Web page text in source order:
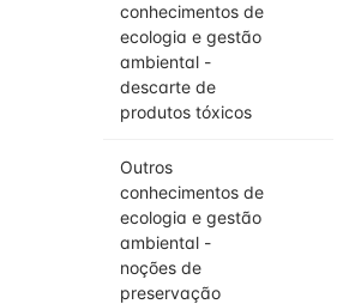
conhecimentos de
ecologia e gestão
ambiental -
descarte de
produtos tóxicos
Outros
conhecimentos de
ecologia e gestão
ambiental -
noções de
preservação